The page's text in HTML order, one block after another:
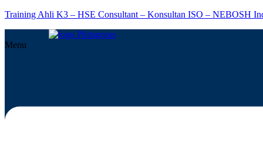
Training Ahli K3 – HSE Consultant – Konsultan ISO – NEBOSH
Menu